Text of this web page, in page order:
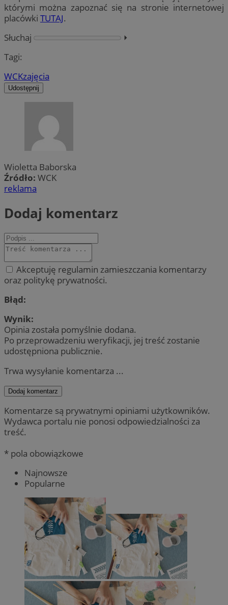
którymi można zapoznać się na stronie internetowej
placówki TUTAJ.
Słuchaj
⏵︎
Tagi:
WCKzajęcia
Udostępnij
Wioletta Baborska
Źródło: WCK
reklama
Dodaj komentarz
Akceptuję regulamin zamieszczania komentarzy
oraz politykę prywatności.
Błąd:
Wynik:
Opinia została pomyślnie dodana.
Po przeprowadzeniu weryfikacji, jej treść zostanie
udostępniona publicznie.
Trwa wysyłanie komentarza ...
Dodaj komentarz
Komentarze są prywatnymi opiniami użytkowników.
Wydawca portalu nie ponosi odpowiedzialności za
treść.
* pola obowiązkowe
Najnowsze
Popularne